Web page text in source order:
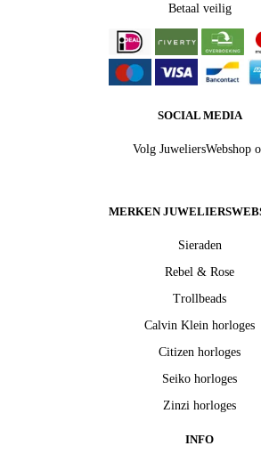
Betaal veilig
SOCIAL MEDIA
Volg JuweliersWebshop
MERKEN
Sieraden
Rebel & Rose
Trollbeads
Calvin Klein horloges
Citizen horloges
Seiko horloges
Zinzi horloges
INFO